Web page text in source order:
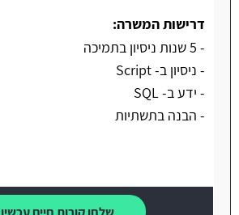
דרישות המשרה:
- 5 שנות ניסיון בתמיכה
- ניסיון ב- Script
- ידע ב- SQL
- הבנה בתשתיות